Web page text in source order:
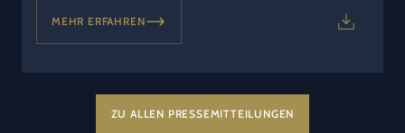
MEHR ERFAHREN
ZU ALLEN PRESSEMITTEILUNGEN